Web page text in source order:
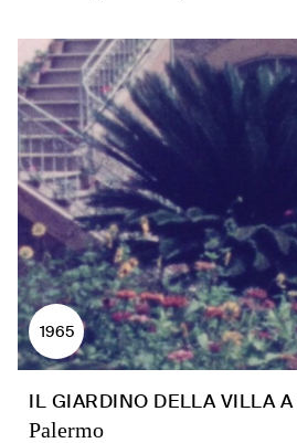
1965
IL GIARDINO DELLA VILLA
Palermo